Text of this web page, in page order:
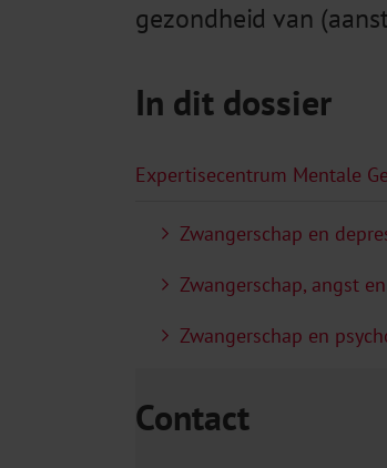
gezondheid van
In dit dossier
Expertisecentrum Mentale
Zwangerschap en
Zwangerschap, angst
Zwangerschap en
Contact